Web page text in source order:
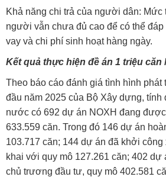
Khả năng chi trả của người dân: Mức
người vẫn chưa đủ cao để có thể
vay và chi phí sinh hoạt hàng ngày.
Kết quả thực hiện đề án 1 triệu căn
Theo báo cáo đánh giá tình hình phát
đầu năm 2025 của Bộ Xây dựng, tính
nước có 692 dự án NOXH đang
633.559 căn. Trong đó 146 dự án
103.717 căn; 144 dự án đã khởi
khai với quy mô 127.261 căn; 402
chủ trương đầu tư, quy mô 402.581